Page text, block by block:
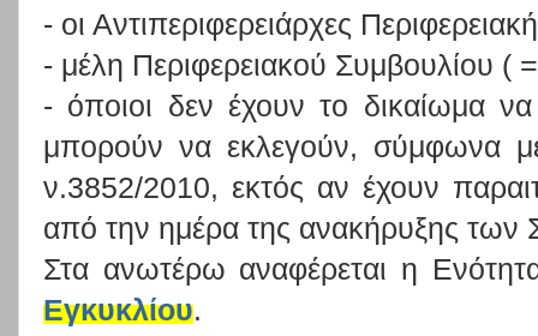
- οι Αντιπεριφερειάρχες
- μέλη Περιφερειακού Συμβουλίου (
- όποιοι δεν έχουν το δικαίωμα
μπορούν να εκλεγούν, σύμφωνα
ν.3852/2010, εκτός αν έχουν
από την ημέρα της ανακήρυξης
Στα ανωτέρω αναφέρεται η
Εγκυκλίου.